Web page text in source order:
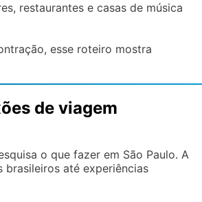
restaurantes e casas de música
esse roteiro mostra
de viagem
o que fazer em São Paulo. A
até experiências